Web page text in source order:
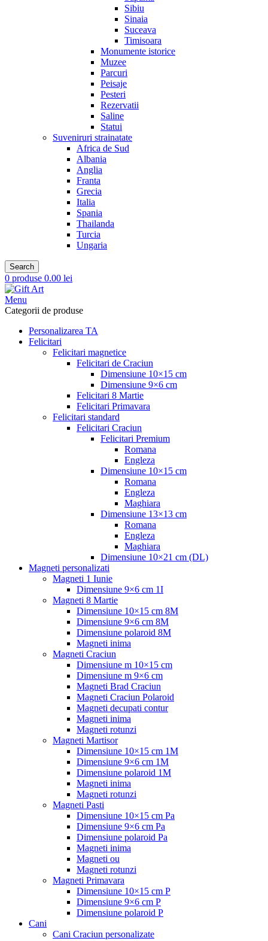
Sibiu
Sinaia
Suceava
Timisoara
Monumente istorice
Muzee
Parcuri
Peisaje
Pesteri
Rezervatii
Saline
Statui
Suveniruri strainatate
Africa de Sud
Albania
Anglia
Franta
Grecia
Italia
Spania
Thailanda
Turcia
Ungaria
Search
0 produse 0.00 lei
Menu
Categorii de produse
Personalizarea TA
Felicitari
Felicitari magnetice
Felicitari de Craciun
Dimensiune 10×15 cm
Dimensiune 9×6 cm
Felicitari 8 Martie
Felicitari Primavara
Felicitari standard
Felicitari Craciun
Felicitari Premium
Romana
Engleza
Dimensiune 10×15 cm
Romana
Engleza
Maghiara
Dimensiune 13×13 cm
Romana
Engleza
Maghiara
Dimensiune 10×21 cm (DL)
Magneti personalizati
Magneti 1 Iunie
Dimensiune 9×6 cm 1I
Magneti 8 Martie
Dimensiune 10×15 cm 8M
Dimensiune 9×6 cm 8M
Dimensiune polaroid 8M
Magneti inima
Magneti Craciun
Dimensiune m 10×15 cm
Dimensiune m 9×6 cm
Magneti Brad Craciun
Magneti Craciun Polaroid
Magneti decupati contur
Magneti inima
Magneti rotunzi
Magneti Martisor
Dimensiune 10×15 cm 1M
Dimensiune 9×6 cm 1M
Dimensiune polaroid 1M
Magneti inima
Magneti rotunzi
Magneti Pasti
Dimensiune 10×15 cm Pa
Dimensiune 9×6 cm Pa
Dimensiune polaroid Pa
Magneti inima
Magneti ou
Magneti rotunzi
Magneti Primavara
Dimensiune 10×15 cm P
Dimensiune 9×6 cm P
Dimensiune polaroid P
Cani
Cani Craciun personalizate